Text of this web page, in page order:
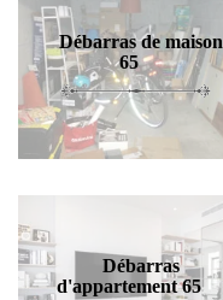
Débarras de maison
65
Débarras
d'appartement 65